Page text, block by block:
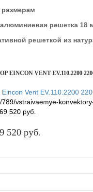
решетка 18
решеткой из
VENT EV.110.2200
vstraivaemye-
69 520 руб.
520 руб.